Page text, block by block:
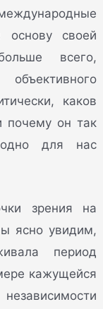
своей
всего,
каков
почему он так
для нас
зрения на
ясно увидим,
период
кажущейся